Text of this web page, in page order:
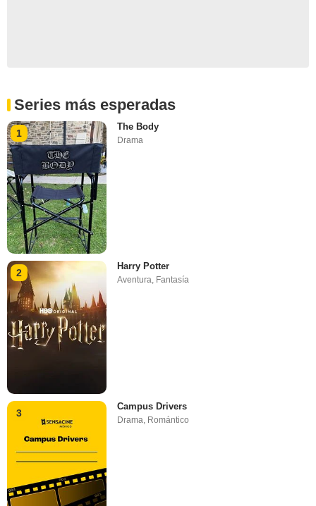
Series más esperadas
1
The Body
Drama
2
Harry Potter
Aventura, Fantasía
3
Campus Drivers
Drama Romántico